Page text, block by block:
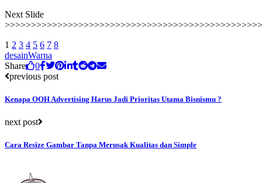
Next Slide
1 2 3 4 5 6 7 8
desainWarna
Share
0
previous post
Kenapa OOH Advertising Harus Jadi Prioritas Utama Bisnismu ?
next post
Cara Resize Gambar Tanpa Merusak Kualitas dan Simple